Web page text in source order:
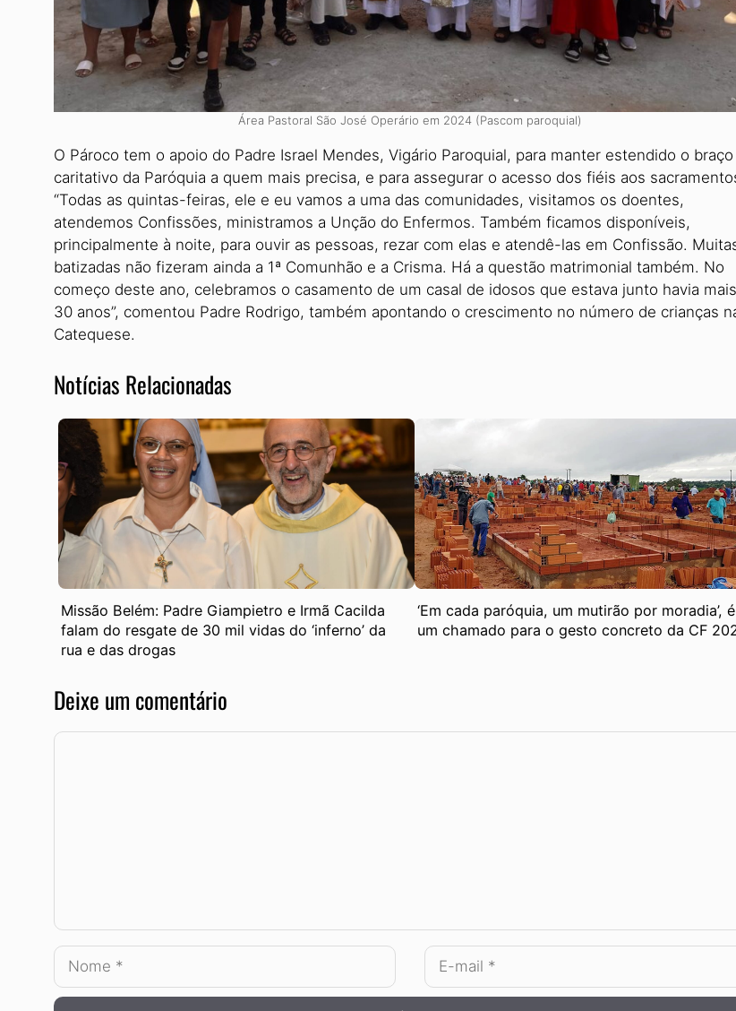
Área Pastoral São José Operário em 2024 (Pascom paroquial)
O Pároco tem o apoio do Padre Israel Mendes, Vigário Paroquial, para manter estendido o braço
caritativo da Paróquia a quem mais precisa, e para assegurar o acesso dos fiéis aos
“Todas as quintas-feiras, ele e eu vamos a uma das comunidades, visitamos os doentes,
atendemos Confissões, ministramos a Unção do Enfermos. Também ficamos disponíveis,
principalmente à noite, para ouvir as pessoas, rezar com elas e aten­dê-las em Confissão.
batizadas não fizeram ainda a 1ª Comunhão e a Crisma. Há a questão matrimonial tam­bém. No
começo deste ano, celebramos o casamento de um casal de idosos que es­tava junto havia
30 anos”, comen­tou Padre Rodrigo, também apontando o crescimento no número de crianças
Catequese.
Notícias Relacionadas
Missão Belém: Padre Giampietro e Irmã Cacilda
falam do resgate de 30 mil vidas do ‘inferno’ da
rua e das drogas
‘Em cada paróquia, um mutirão por moradia’, é
um chamado para o gesto concreto da CF
Deixe um comentário
Comentário
Nome
E-
mail